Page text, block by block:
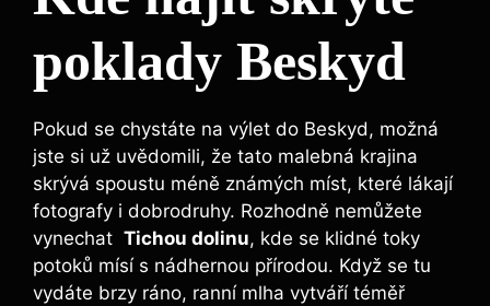
poklady Beskyd
Pokud se chystáte na výlet do Beskyd, možná
jste si už ‍uvědomili, že‌ tato malebná krajina
skrývá spoustu méně známých míst, které lákají
fotografy i dobrodruhy. Rozhodně nemůžete​
vynechat ⁣ Tichou dolinu, kde se klidné toky
potoků mísí s nádhernou přírodou. Když⁣ se tu
vydáte brzy ráno, ranní⁢ mlha vytváří téměř